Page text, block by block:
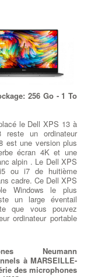
pour Pc sur Bloc
de Puissances
Alimentations Corsair
Alimentation - à
du Bloc
ou remplacer votre
:Changement
: Votre
PC à MARSEILLE-6E
plusieurs type de
ou GPU,
dédiées, mais nous
quel type de
Nvidia ou AMD avec
à son utilisation à
graphique NVIDIA®
256 Go - 1 To
le Dell XPS 13 à
un ordinateur
est une version plus
écran 4K et une
alpin . Le Dell XPS
ou i7 de huitième
cadre. Ce Dell XPS
Windows le plus
un large éventail
que vous pouvez
ordinateur portable
Neumann
à MARSEILLE-
des microphones